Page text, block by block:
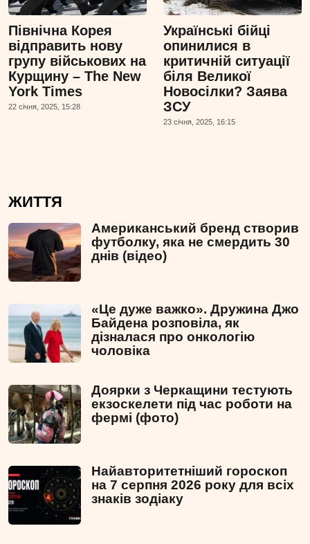
Північна Корея
відправить нову
групу військових на
Курщину – The New
York Times
22 сiчня, 2025, 15:28
Українські бійці
опинилися в
критичній ситуації
біля Великої
Новосілки? Заява
ЗСУ
23 сiчня, 2025, 16:15
ЖИТТЯ
Американський бренд створив
футболку, яка не смердить 30
днів (відео)
«Це дуже важко». Дружина Джо
Байдена розповіла, як
дізналася про онкологію
чоловіка
Доярки з Черкащини тестують
екзоскелети під час роботи на
фермі (фото)
Найавторитетніший гороскоп
на 7 серпня 2026 року для всіх
знаків зодіаку